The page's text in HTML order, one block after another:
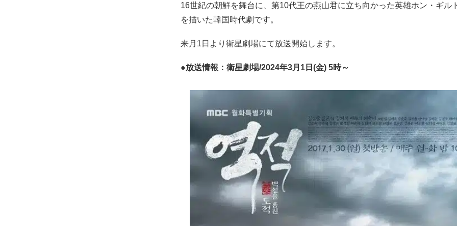
16世紀の朝鮮を舞台に、第10代王の燕山君に立ち向かった英雄ホン・ギル
を描いた韓国時代劇です。
来月1日より衛星劇場にて放送開始します。
●放送情報：衛星劇場/2024年3月1日(金) 5時～